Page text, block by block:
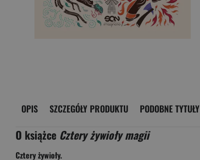
OPIS SZCZEGÓŁY PRODUKTU PODOBNE TYTUŁY
O książce Cztery żywioły magii
Cztery żywioły.